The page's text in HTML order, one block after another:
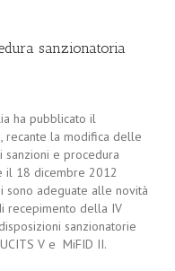
sanzionatoria
ha pubblicato il
recante la modifica delle
sanzioni e procedura
il 18 dicembre 2012
sono adeguate alle novità
recepimento della IV
sanzionatorie
V e MiFID II.